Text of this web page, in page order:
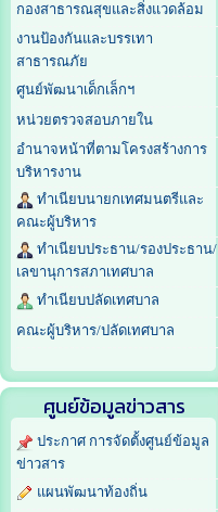
กองสาธารณสุขและสิ่งแวดล้อม
งานป้องกันและบรรเทา
สาธารณภัย
ศูนย์พัฒนาเด็กเล็กฯ
หน่วยตรวจสอบภายใน
อำนาจหน้าที่ตามโครงสร้างการ
บริหารงาน
ทำเนียบนายกเทศมนตรีและ
คณะผู้บริหาร
ทำเนียบประธาน/รองประธาน/
เลขานุการสภาเทศบาล
ทำเนียบปลัดเทศบาล
คณะผู้บริหาร/ปลัดเทศบาล
ศูนย์ข้อมูลข่าวสาร
ประกาศ การจัดตั้งศูนย์ข้อมูล
ข่าวสาร
แผนพัฒนาท้องถิ่น